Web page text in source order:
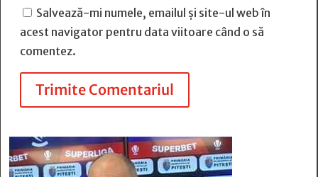
Salvează-mi numele, emailul și site-ul web în
acest navigator pentru data viitoare când o să
comentez.
Trimite Comentariul